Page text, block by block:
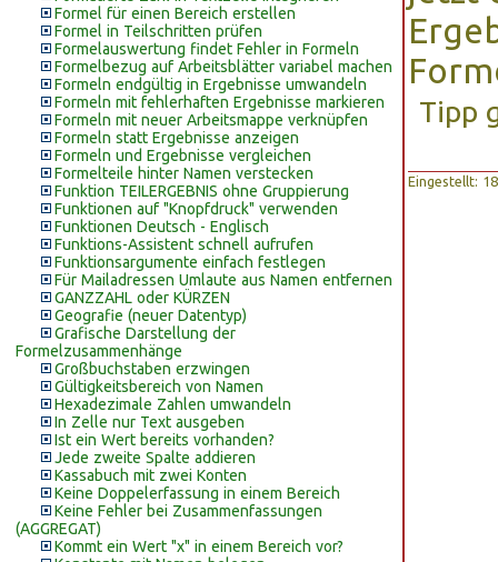
Formel für einen Bereich erstellen
Formel in Teilschritten prüfen
Formelauswertung findet Fehler in Formeln
Formelbezug auf Arbeitsblätter variabel machen
Formeln endgültig in Ergebnisse umwandeln
Formeln mit fehlerhaften Ergebnisse markieren
Formeln mit neuer Arbeitsmappe verknüpfen
Formeln statt Ergebnisse anzeigen
Formeln und Ergebnisse vergleichen
Formelteile hinter Namen verstecken
Funktion TEILERGEBNIS ohne Gruppierung
Funktionen auf "Knopfdruck" verwenden
Funktionen Deutsch - Englisch
Funktions-Assistent schnell aufrufen
Funktionsargumente einfach festlegen
Für Mailadressen Umlaute aus Namen entfernen
GANZZAHL oder KÜRZEN
Geografie (neuer Datentyp)
Grafische Darstellung der
Formelzusammenhänge
Großbuchstaben erzwingen
Gültigkeitsbereich von Namen
Hexadezimale Zahlen umwandeln
In Zelle nur Text ausgeben
Ist ein Wert bereits vorhanden?
Jede zweite Spalte addieren
Kassabuch mit zwei Konten
Keine Doppelerfassung in einem Bereich
Keine Fehler bei Zusammenfassungen
(AGGREGAT)
Kommt ein Wert "x" in einem Bereich vor?
Tipp
Eingestellt: